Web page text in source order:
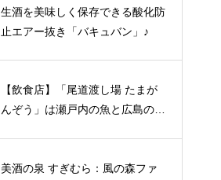
生酒を美味しく保存できる酸化防
止エアー抜き「バキュバン」♪
【飲食店】「尾道渡し場 たまが
んぞう」は瀬戸内の魚と広島の日
島県尾道市）
美酒の泉 すぎむら：風の森ファ